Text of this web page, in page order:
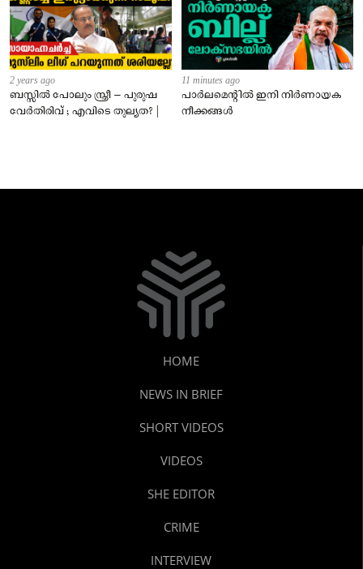
2 years ago
ബസ്സിൽ പോലും സ്ത്രീ – പുരുഷ
വേർതിരിവ് ; എവിടെ തുല്യത? |
11 minutes ago
പാർലമെന്റിൽ ഇനി നിർണായക
നീക്കങ്ങൾ
HOME
NEWS IN BRIEF
SHORT VIDEOS
VIDEOS
SHE EDITOR
CRIME
INTERVIEW